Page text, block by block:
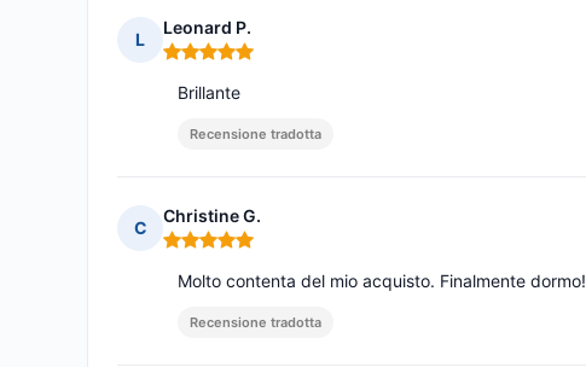
L
Leonard P.
Nota: 5 su 5
Brillante
Recensione tradotta
C
Christine G.
Nota: 5 su 5
Molto contenta del mio acquisto. Finalmente dormo!
Recensione tradotta